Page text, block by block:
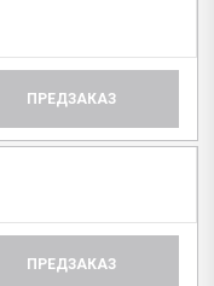
ПРЕДЗАКАЗ
ПРЕДЗАКАЗ